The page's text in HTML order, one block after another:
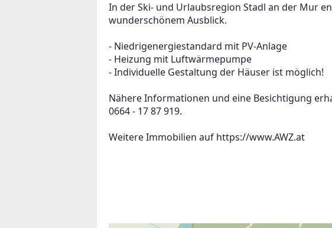
In der Ski- und Urlaubsregion Stadl an der Mur
wunderschönem Ausblick.
- Niedrigenergiestandard mit PV-Anlage
- Heizung mit Luftwärmepumpe
- Individuelle Gestaltung der Häuser ist möglich!
Nähere Informationen und eine Besichtigung
0664 - 17 87 919.
Weitere Immobilien auf https://www.AWZ.at